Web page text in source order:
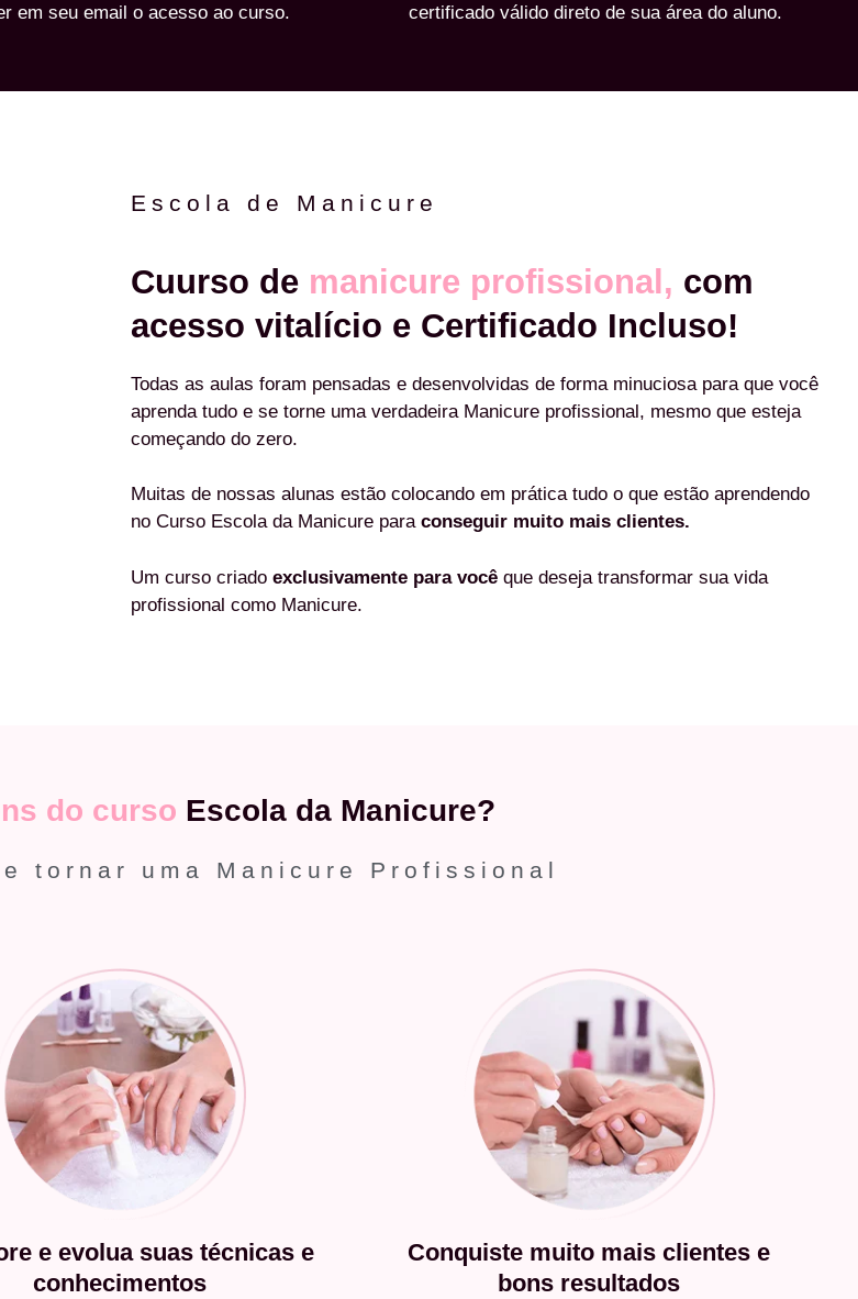
em seu email o acesso ao curso.
certificado válido direto de sua área do aluno.
Escola de Manicure
Cuurso de manicure profissional, com
acesso vitalício e Certificado Incluso!
Todas as aulas foram pensadas e desenvolvidas de forma minuciosa para que você
aprenda tudo e se torne uma verdadeira Manicure profissional, mesmo que esteja
começando do zero.
Muitas de nossas alunas estão colocando em prática tudo o que estão aprendendo
no Curso Escola da Manicure para conseguir muito mais clientes.
Um curso criado exclusivamente para você que deseja transformar sua vida
profissional como Manicure.
do curso Escola da Manicure?
tornar uma Manicure Profissional
e evolua suas técnicas e
conhecimentos
Conquiste muito mais clientes e
bons resultados